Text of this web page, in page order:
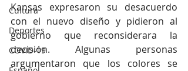
Cultura
Deportes
COVID-19
Kansas expresaron su desacuerdo
con el nuevo diseño y pidieron al
gobierno que reconsiderara la
decisión. Algunas personas
argumentaron que los colores se